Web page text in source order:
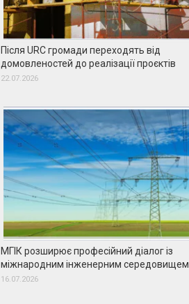
Після URC громади переходять від
домовленостей до реалізації проєктів
22.07.2026
МГІК розширює професійний діалог із
міжнародним інженерним середовищем
16.07.2026